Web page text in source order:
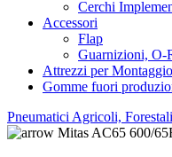
Cerchi
Accessori
Flap
Guarnizioni, O-
Attrezzi per Montaggio
Gomme fuori
Pneumatici Agricoli, Forestali
Mitas AC65 600/